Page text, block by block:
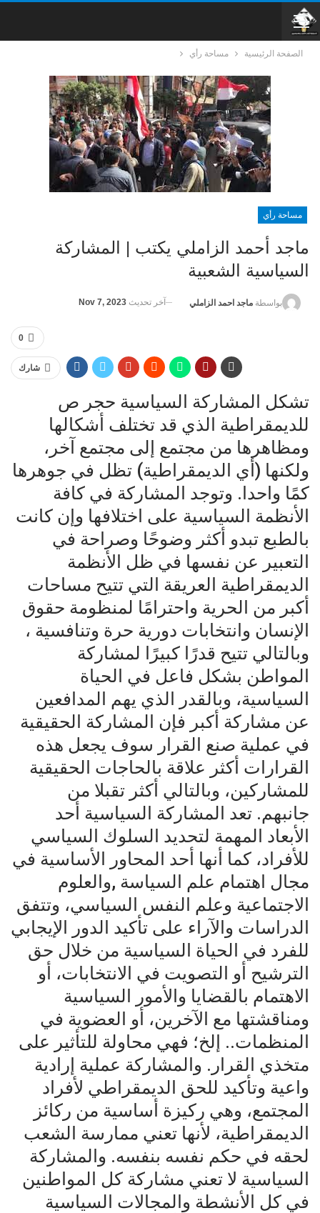
الصفحة الرئيسية مساحة رأي
مساحة رأي
ماجد أحمد الزاملي يكتب | المشاركة
السياسية الشعبية
بواسطة ماجد احمد الزاملي آخر تحديث Nov 7, 2023
0
شارك
تشكل المشاركة السياسية حجر ص
للديمقراطية الذي قد تختلف أشكالها
ومظاهرها من مجتمع إلى مجتمع آخر،
ولكنها (أي الديمقراطية) تظل في جوهرها
كمًا واحدا. وتوجد المشاركة في كافة
الأنظمة السياسية على اختلافها وإن كانت
بالطبع تبدو أكثر وضوحًا وصراحة في
التعبير عن نفسها في ظل الأنظمة
الديمقراطية العريقة التي تتيح مساحات
أكبر من الحرية واحترامًا لمنظومة حقوق
الإنسان وانتخابات دورية حرة وتنافسية ،
وبالتالي تتيح قدرًا كبيرًا لمشاركة
المواطن بشكل فاعل في الحياة
السياسية، وبالقدر الذي يهم المدافعين
عن مشاركة أكبر فإن المشاركة الحقيقية
في عملية صنع القرار سوف يجعل هذه
القرارات أكثر علاقة بالحاجات الحقيقية
للمشاركين، وبالتالي أكثر تقبلا من
جانبهم. تعد المشاركة السياسية أحد
الأبعاد المهمة لتحديد السلوك السياسي
للأفراد، كما أنها أحد المحاور الأساسية في
مجال اهتمام علم السياسة ,والعلوم
الاجتماعية وعلم النفس السياسي، وتتفق
الدراسات والآراء على تأكيد الدور الإيجابي
للفرد في الحياة السياسية من خلال حق
الترشيح أو التصويت في الانتخابات، أو
الاهتمام بالقضايا والأمور السياسية
ومناقشتها مع الآخرين، أو العضوية في
المنظمات.. إلخ؛ فهي محاولة للتأثير على
متخذي القرار. والمشاركة عملية إرادية
واعية وتأكيد للحق الديمقراطي لأفراد
المجتمع، وهي ركيزة أساسية من ركائز
الديمقراطية، لأنها تعني ممارسة الشعب
لحقه في حكم نفسه بنفسه. والمشاركة
السياسية لا تعني مشاركة كل المواطنين
في كل الأنشطة والمجالات السياسية